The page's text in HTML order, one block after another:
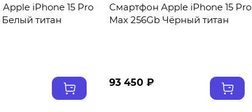
iPhone 15 Pro
Белый титан
Смартфон Apple iPhone 15 Pro
Max 256Gb Чёрный титан
93 450 ₽